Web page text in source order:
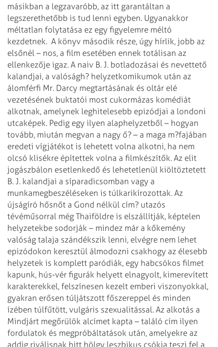
másikban a legzavaróbb, az itt garantáltan a
legszerethetőbb is tud lenni egyben. Ugyanakkor
méltatlan folytatása ez egy figyelemre méltó
kezdetnek. A könyv második része, úgy hírlik, jobb az
elsőnél – nos, a film esetében ennek totálisan az
ellenkezője igaz. A naiv B. J. botladozásai és nevettető
kalandjai, a valóságh? helyzetkomikumok után az
álomférfi Mr. Darcy megtartásának és oltár elé
vezetésének buktatói most cukormázas komédiát
alkotnak, amelynek leghitelesebb epizódjai a londoni
utcaképek. Pedig egy ilyen alaphelyzetből – hogyan
tovább, miután megvan a nagy ő? – a maga m?fajában
eredeti vígjátékot is lehetett volna alkotni, ha nem
olcsó klisékre építettek volna a filmkészítők. Az elit
jogászbálon esetlenkedő és lehetetlenül kiöltöztetett
B. J. kalandjai a síparadicsomban vagy a
munkamegbeszéléseken is túlkarikírozottak. Az
újságíró hősnőt a Gond nélkül cím? utazós
tévéműsorral még Thaiföldre is elszállítják, képtelen
helyzetekbe sodorják – mindez már a kőkemény
valóság talaja szándékszik lenni, elvégre nem lehet
epizódokon keresztül álmodozni csakhogy az élesebb
helyzetek is komplett paródiák, egy habcsókos filmet
kapunk, hús-vér figurák helyett elnagyolt, kimerevített
karakterekkel, felszínesen kezelt emberi viszonyokkal,
gyakran erősen túljátszott főszereppel és minden
ízében túlfűtött, vulgáris szexualitással. Az alkotás a
Mindjárt megőrülök alcímet kapta – találó cím ilyen
fordulatok és megpróbáltatások után, amelyekre az
addig riválisnak hitt hölgy leszbikus csókja teszi fel a